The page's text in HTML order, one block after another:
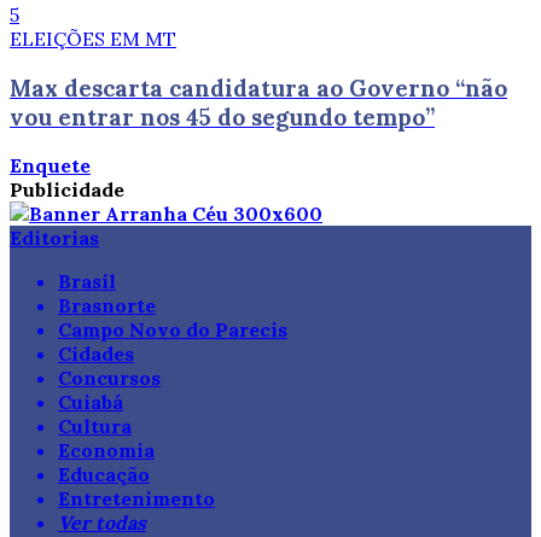
5
ELEIÇÕES EM MT
Max descarta candidatura ao Governo “não
vou entrar nos 45 do segundo tempo”
Enquete
Publicidade
Editorias
Brasil
Brasnorte
Campo Novo do Parecis
Cidades
Concursos
Cuiabá
Cultura
Economia
Educação
Entretenimento
Ver todas